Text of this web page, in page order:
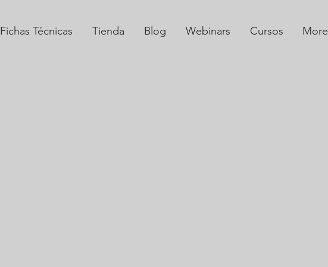
Fichas Técnicas Tienda Blog Webinars Cursos More